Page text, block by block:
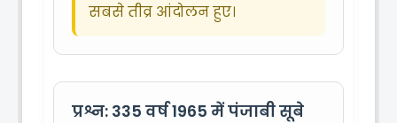
सबसे तीव्र आंदोलन हुए।
प्रश्न: 335 वर्ष 1965 में पंजाबी सूबे